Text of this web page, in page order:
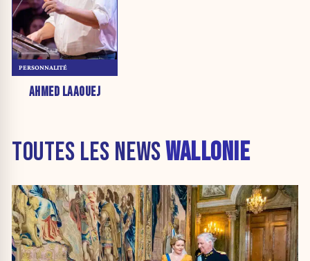
AHMED LAAOUEJ
PERSONNALITÉ
TOUTES LES NEWSWALLONIE